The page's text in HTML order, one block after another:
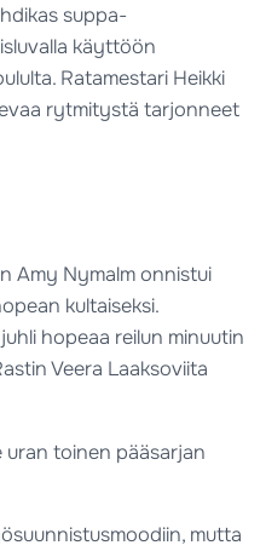
suppa-
käyttöön
Ratamestari Heikki
rytmitystä tarjonneet
Amy Nymalm onnistui
kultaiseksi.
hopeaa reilun minuutin
Veera Laaksoviita
uran toinen pääsarjan
mutta